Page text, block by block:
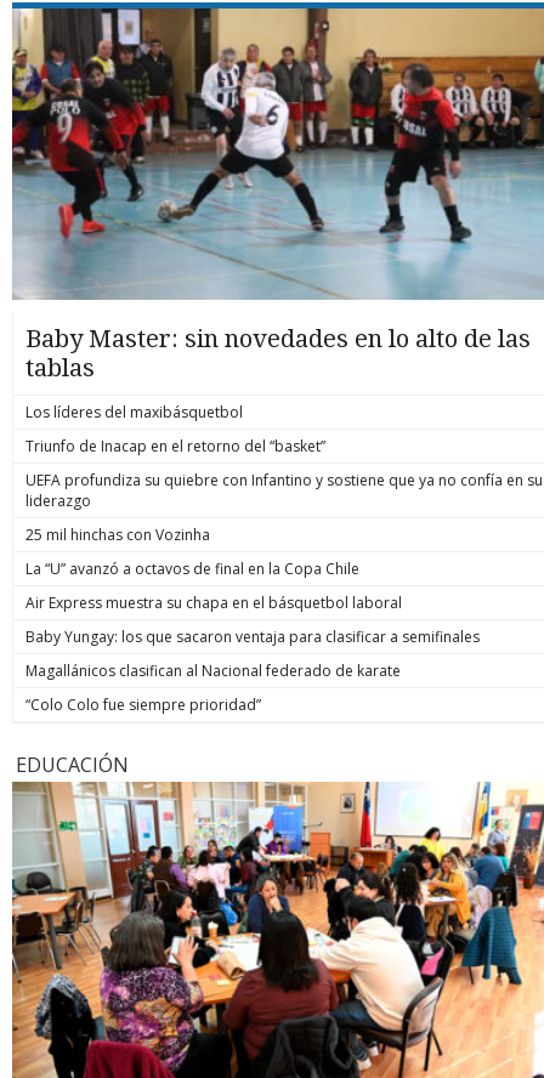
Baby Master: sin novedades en lo alto de las
tablas
Los líderes del maxibásquetbol
Triunfo de Inacap en el retorno del “basket”
UEFA profundiza su quiebre con Infantino y sostiene que ya no confía en su
liderazgo
25 mil hinchas con Vozinha
La “U” avanzó a octavos de final en la Copa Chile
Air Express muestra su chapa en el básquetbol laboral
Baby Yungay: los que sacaron ventaja para clasificar a semifinales
Magallánicos clasifican al Nacional federado de karate
“Colo Colo fue siempre prioridad”
EDUCACIÓN